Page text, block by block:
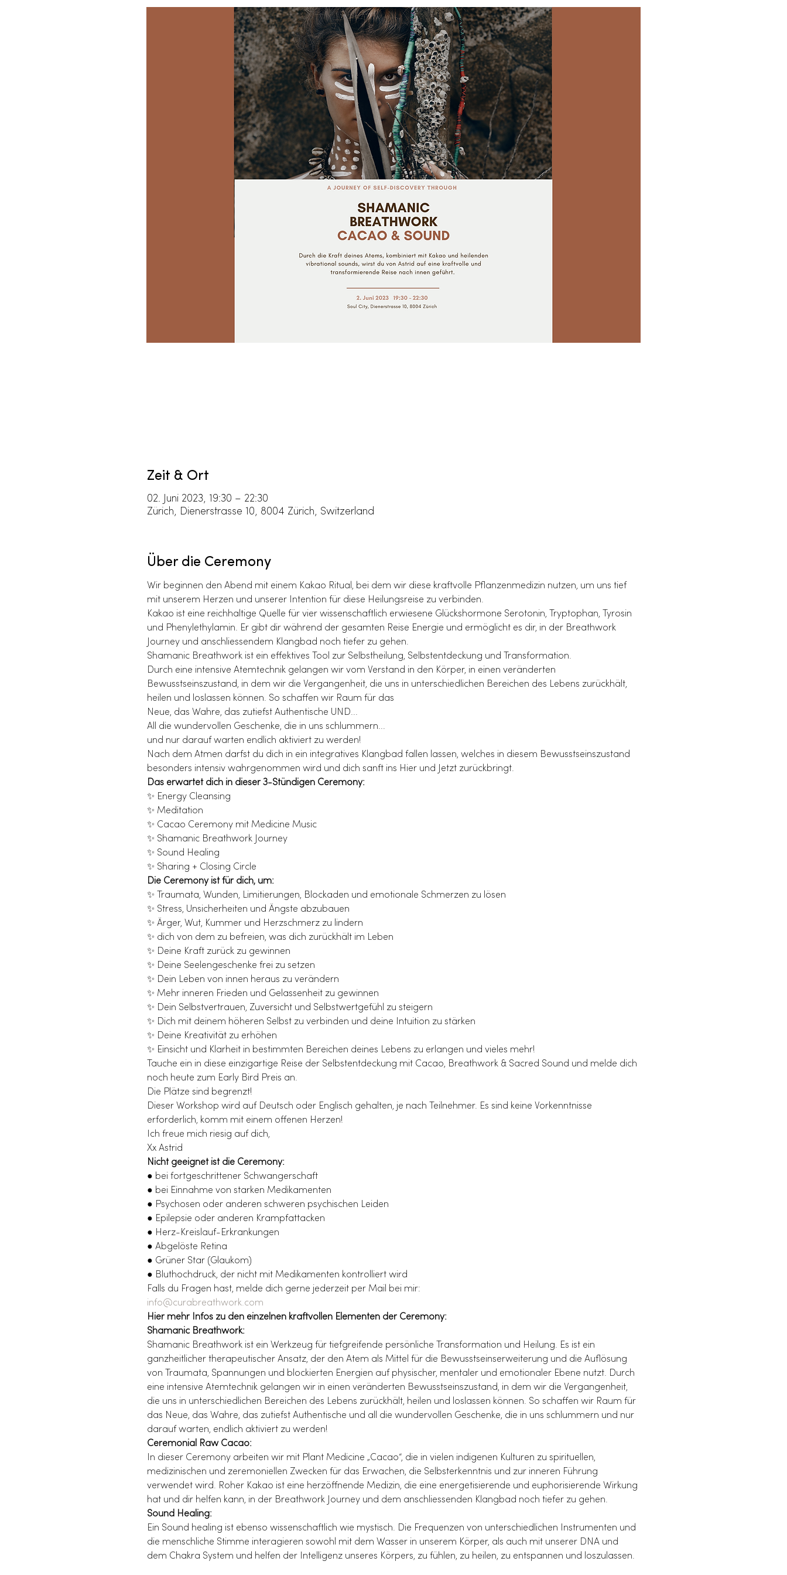
Zeit & Ort
02. Juni 2023, 19:30 – 22:30
Zürich, Dienerstrasse 10, 8004 Zürich, Switzerland
Über die Ceremony
Wir beginnen den Abend mit einem Kakao Ritual, bei dem wir diese kraftvolle Pflanzenmedizin nutzen, um uns tief
mit unserem Herzen und unserer Intention für diese Heilungsreise zu verbinden.
Kakao ist eine reichhaltige Quelle für vier wissenschaftlich erwiesene Glückshormone Serotonin, Tryptophan, Tyrosin
und Phenylethylamin. Er gibt dir während der gesamten Reise Energie und ermöglicht es dir, in der Breathwork
Journey und anschliessendem Klangbad noch tiefer zu gehen.
Shamanic Breathwork ist ein effektives Tool zur Selbstheilung, Selbstentdeckung und Transformation.
Durch eine intensive Atemtechnik gelangen wir vom Verstand in den Körper, in einen veränderten
Bewusstseinszustand, in dem wir die Vergangenheit, die uns in unterschiedlichen Bereichen des Lebens zurückhält,
heilen und loslassen können. So schaffen wir Raum für das
Neue, das Wahre, das zutiefst Authentische UND...
All die wundervollen Geschenke, die in uns schlummern...
und nur darauf warten endlich aktiviert zu werden!
Nach dem Atmen darfst du dich in ein integratives Klangbad fallen lassen, welches in diesem Bewusstseinszustand
besonders intensiv wahrgenommen wird und dich sanft ins Hier und Jetzt zurückbringt.
Das erwartet dich in dieser 3-Stündigen Ceremony:
✨ Energy Cleansing
✨ Meditation
✨ Cacao Ceremony mit Medicine Music
✨ Shamanic Breathwork Journey
✨ Sound Healing
✨ Sharing + Closing Circle
Die Ceremony ist für dich, um:
✨ Traumata, Wunden, Limitierungen, Blockaden und emotionale Schmerzen zu lösen
✨ Stress, Unsicherheiten und Ängste abzubauen
✨ Ärger, Wut, Kummer und Herzschmerz zu lindern
✨ dich von dem zu befreien, was dich zurückhält im Leben
✨ Deine Kraft zurück zu gewinnen
✨ Deine Seelengeschenke frei zu setzen
✨ Dein Leben von innen heraus zu verändern
✨ Mehr inneren Frieden und Gelassenheit zu gewinnen
✨ Dein Selbstvertrauen, Zuversicht und Selbstwertgefühl zu steigern
✨ Dich mit deinem höheren Selbst zu verbinden und deine Intuition zu stärken
✨ Deine Kreativität zu erhöhen
✨ Einsicht und Klarheit in bestimmten Bereichen deines Lebens zu erlangen und vieles mehr!
Tauche ein in diese einzigartige Reise der Selbstentdeckung mit Cacao, Breathwork & Sacred Sound und melde dich
noch heute zum Early Bird Preis an.
Die Plätze sind begrenzt!
Dieser Workshop wird auf Deutsch oder Englisch gehalten, je nach Teilnehmer. Es sind keine Vorkenntnisse
erforderlich, komm mit einem offenen Herzen!
Ich freue mich riesig auf dich,
Xx Astrid
Nicht geeignet ist die Ceremony:
● bei fortgeschrittener Schwangerschaft
● bei Einnahme von starken Medikamenten
● Psychosen oder anderen schweren psychischen Leiden
● Epilepsie oder anderen Krampfattacken
● Herz-Kreislauf-Erkrankungen
● Abgelöste Retina
● Grüner Star (Glaukom)
● Bluthochdruck, der nicht mit Medikamenten kontrolliert wird
Falls du Fragen hast, melde dich gerne jederzeit per Mail bei mir:
info@curabreathwork.com
Hier mehr Infos zu den einzelnen kraftvollen Elementen der Ceremony:
Shamanic Breathwork:
Shamanic Breathwork ist ein Werkzeug für tiefgreifende persönliche Transformation und Heilung. Es ist ein
ganzheitlicher therapeutischer Ansatz, der den Atem als Mittel für die Bewusstseinserweiterung und die Auflösung
von Traumata, Spannungen und blockierten Energien auf physischer, mentaler und emotionaler Ebene nutzt. Durch
eine intensive Atemtechnik gelangen wir in einen veränderten Bewusstseinszustand, in dem wir die Vergangenheit,
die uns in unterschiedlichen Bereichen des Lebens zurückhält, heilen und loslassen können. So schaffen wir Raum für
das Neue, das Wahre, das zutiefst Authentische und all die wundervollen Geschenke, die in uns schlummern und nur
darauf warten, endlich aktiviert zu werden!
Ceremonial Raw Cacao:
In dieser Ceremony arbeiten wir mit Plant Medicine „Cacao“, die in vielen indigenen Kulturen zu spirituellen,
medizinischen und zeremoniellen Zwecken für das Erwachen, die Selbsterkenntnis und zur inneren Führung
verwendet wird. Roher Kakao ist eine herzöffnende Medizin, die eine energetisierende und euphorisierende Wirkung
hat und dir helfen kann, in der Breathwork Journey und dem anschliessenden Klangbad noch tiefer zu gehen.
Sound Healing:
Ein Sound healing ist ebenso wissenschaftlich wie mystisch. Die Frequenzen von unterschiedlichen Instrumenten und
die menschliche Stimme interagieren sowohl mit dem Wasser in unserem Körper, als auch mit unserer DNA und
dem Chakra System und helfen der Intelligenz unseres Körpers, zu fühlen, zu heilen, zu entspannen und loszulassen.